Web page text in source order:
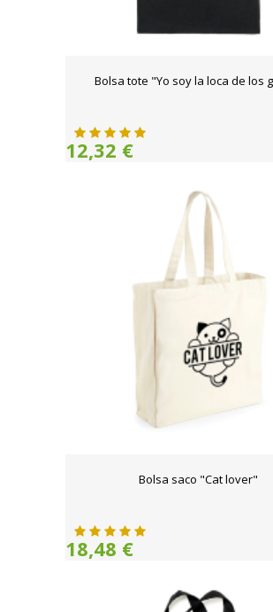
Bolsa tote "Yo soy la loca de los
12,32 €
Bolsa saco "Cat lover"
18,48 €